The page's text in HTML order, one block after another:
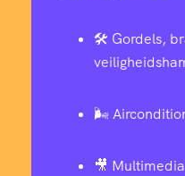
🛠️ Gordels,
🌬️
🎥